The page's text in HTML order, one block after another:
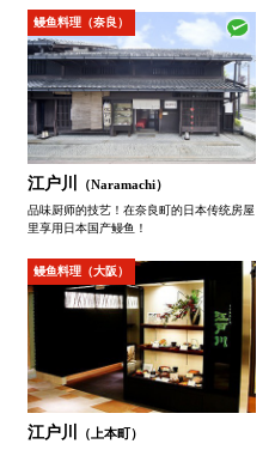
鳗鱼料理（奈良）
江户川 （Naramachi）
品味厨师的技艺！在奈良町的日本传统房屋
里享用日本国产鳗鱼！
鳗鱼料理（大阪）
江户川 （上本町）